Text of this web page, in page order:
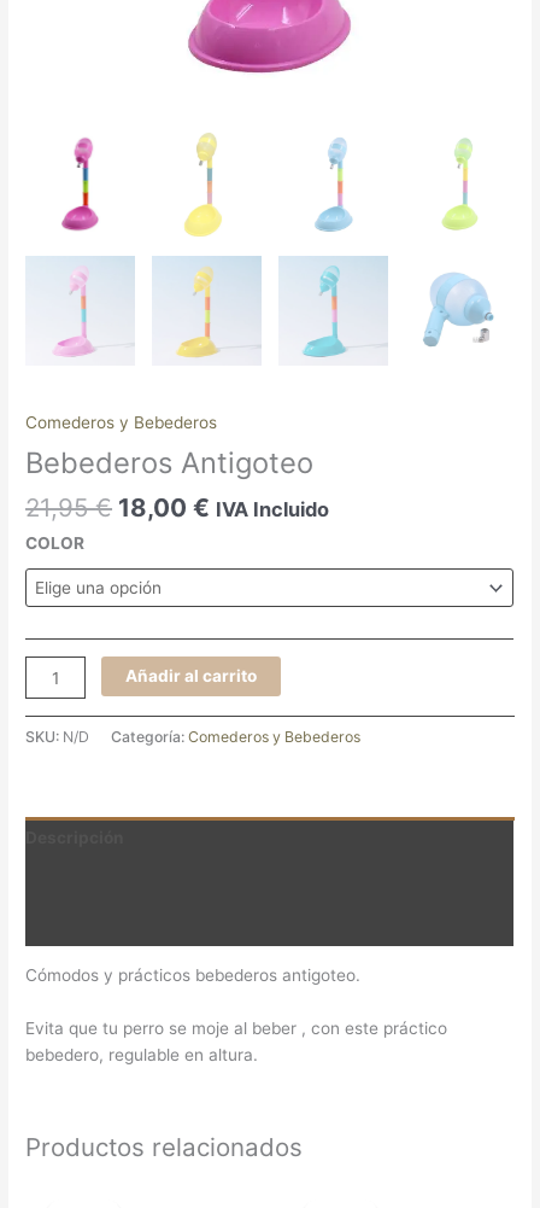
Comederos y Bebederos
Bebederos Antigoteo
21,95€ 18,00€ IVA Incluido
COLOR
Añadir al carrito
SKU: N/D Categoría:Comederos y Bebederos
Cómodos y prácticos bebederos antigoteo.
Evita que tu perro se moje al beber , con este práctico
bebedero, regulable en altura.
Productos relacionados